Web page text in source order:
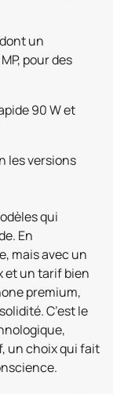
un
pour des
90 W et
les versions
qui
En
mais avec un
et un tarif bien
premium,
C’est le
un choix qui fait